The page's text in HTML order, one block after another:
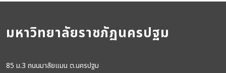
มหาวิทยาลัยราชภัฏนครปฐม
85 ม.3 ถนนมาลัยแมน ต.นครปฐม